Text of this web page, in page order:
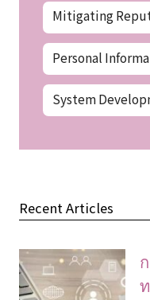
Mitigating
Personal
System
Recent Articles